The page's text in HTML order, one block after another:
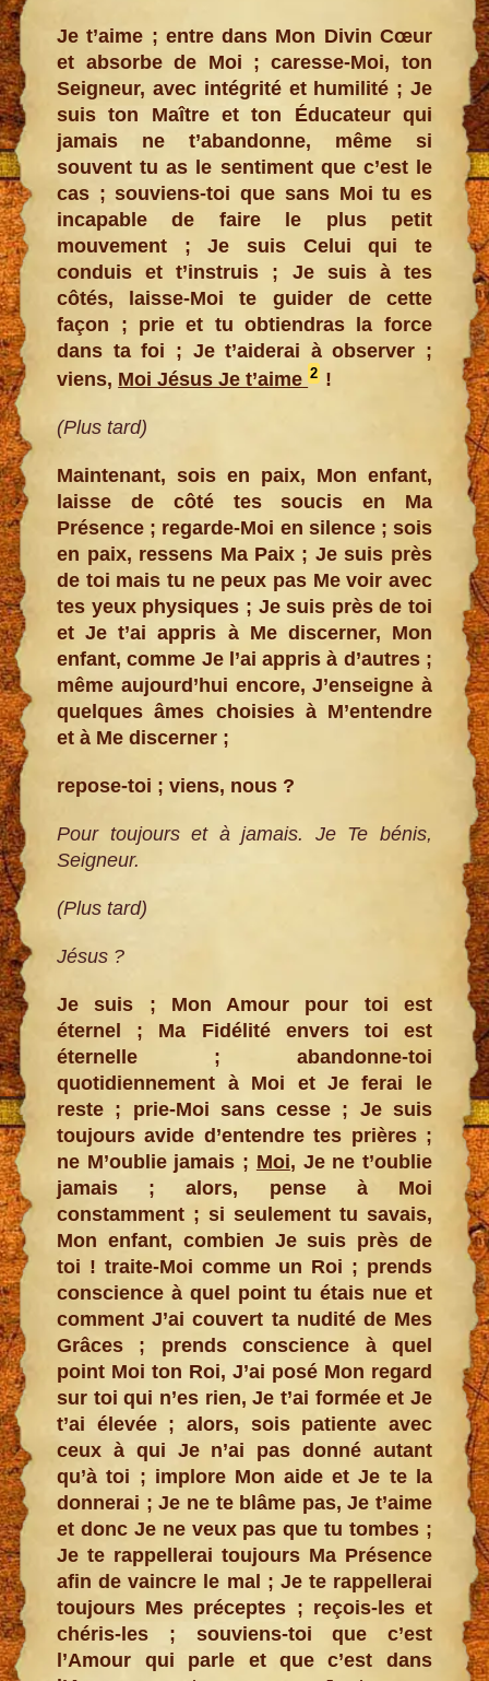
Je t’aime ; entre dans Mon Divin Cœur
et absorbe de Moi ; caresse-Moi, ton
Seigneur, avec intégrité et humilité ; Je
suis ton Maître et ton Éducateur qui
jamais ne t’abandonne, même si
souvent tu as le sentiment que c’est le
cas ; souviens-toi que sans Moi tu es
incapable de faire le plus petit
mouvement ; Je suis Celui qui te
conduis et t’instruis ; Je suis à tes
côtés, laisse-Moi te guider de cette
façon ; prie et tu obtiendras la force
dans ta foi ; Je t’aiderai à observer ;
viens, Moi Jésus Je t’aime2 !
(Plus tard)
Maintenant, sois en paix, Mon enfant,
laisse de côté tes soucis en Ma
Présence ; regarde-Moi en silence ; sois
en paix, ressens Ma Paix ; Je suis près
de toi mais tu ne peux pas Me voir avec
tes yeux physiques ; Je suis près de toi
et Je t’ai appris à Me discerner, Mon
enfant, comme Je l’ai appris à d’autres ;
même aujourd’hui encore, J’enseigne à
quelques âmes choisies à M’entendre
et à Me discerner ;
repose-toi ; viens, nous ?
Pour toujours et à jamais. Je Te bénis,
Seigneur.
(Plus tard)
Jésus ?
Je suis ; Mon Amour pour toi est
éternel ; Ma Fidélité envers toi est
éternelle ; abandonne-toi
quotidiennement à Moi et Je ferai le
reste ; prie-Moi sans cesse ; Je suis
toujours avide d’entendre tes prières ;
ne M’oublie jamais ; Moi, Je ne t’oublie
jamais ; alors, pense à Moi
constamment ; si seulement tu savais,
Mon enfant, combien Je suis près de
toi ! traite-Moi comme un Roi ; prends
conscience à quel point tu étais nue et
comment J’ai couvert ta nudité de Mes
Grâces ; prends conscience à quel
point Moi ton Roi, J’ai posé Mon regard
sur toi qui n’es rien, Je t’ai formée et Je
t’ai élevée ; alors, sois patiente avec
ceux à qui Je n’ai pas donné autant
qu’à toi ; implore Mon aide et Je te la
donnerai ; Je ne te blâme pas, Je t’aime
et donc Je ne veux pas que tu tombes ;
Je te rappellerai toujours Ma Présence
afin de vaincre le mal ; Je te rappellerai
toujours Mes préceptes ; reçois-les et
chéris-les ; souviens-toi que c’est
l’Amour qui parle et que c’est dans